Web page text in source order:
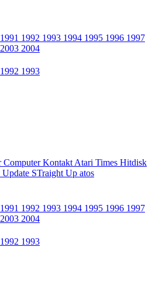
1991 1992 1993 1994 1995 1996 1997
2003 2004
1992 1993
Computer Kontakt Atari Times Hitdisk
STraight Up atos
1991 1992 1993 1994 1995 1996 1997
2003 2004
1992 1993